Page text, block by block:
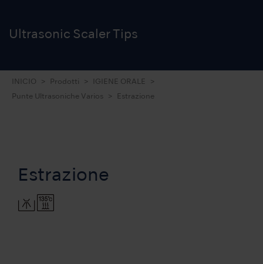
Ultrasonic Scaler Tips
INICIO Prodotti IGIENE ORALE
Punte Ultrasoniche Varios Estrazione
Estrazione